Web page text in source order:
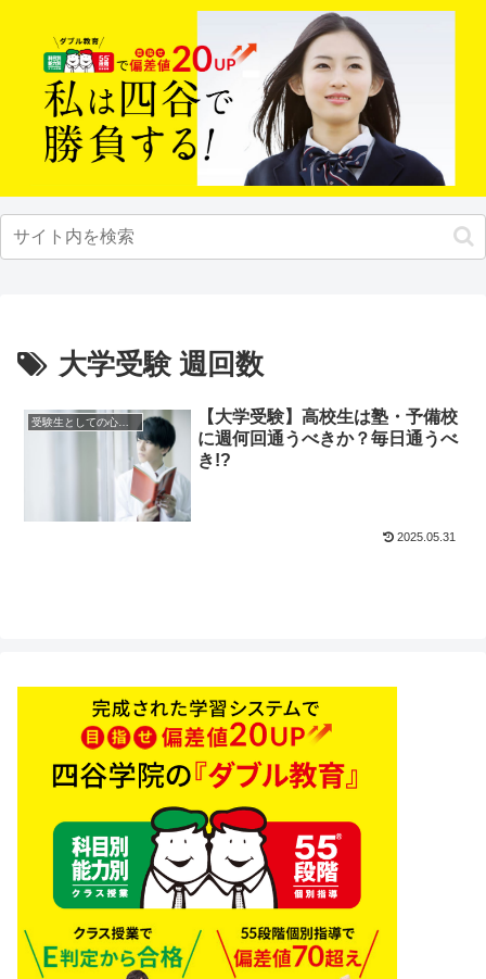
大学受験 週回数
受験生としての心構え
【大学受験】高校生は塾・予備校
に週何回通うべきか？毎日通うべ
き!?
2025.05.31